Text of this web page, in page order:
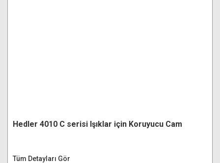
Hedler 4010 C serisi Işıklar için Koruyucu Cam
Tüm Detayları Gör